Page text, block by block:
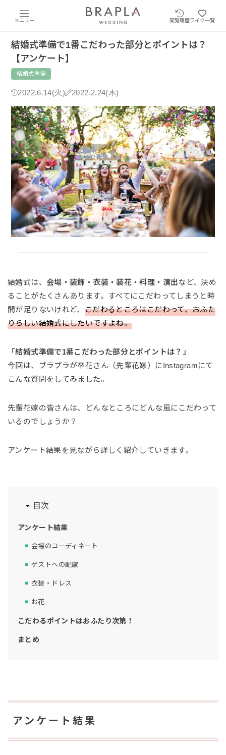
メニュー 閲覧履歴ライク一覧
結婚式準備で1番こだわった部分とポイントは？
【アンケート】
結婚式準備
2022.6.14(火) 2022.2.24(木)
結婚式は、 会場・装飾・衣装・装花・料理・演出など、決め
ることがたくさんあります。すべてにこだわってしまうと時
間が足りないけれど、 こだわるところはこだわって、おふた
りらしい結婚式にしたいですよね。
「結婚式準備で1番こだわった部分とポイントは？」
今回は、ブラプラが卒花さん（先輩花嫁）にInstagramにて
こんな質問をしてみました。
先輩花嫁の皆さんは、どんなところにどんな風にこだわって
いるのでしょうか？
アンケート結果を見ながら詳しく紹介していきます。
目次
アンケート結果
会場のコーディネート
ゲストへの配慮
衣装・ドレス
お花
こだわるポイントはおふたり次第！
まとめ
アンケート結果